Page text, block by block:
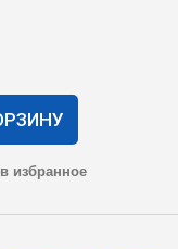
избранное